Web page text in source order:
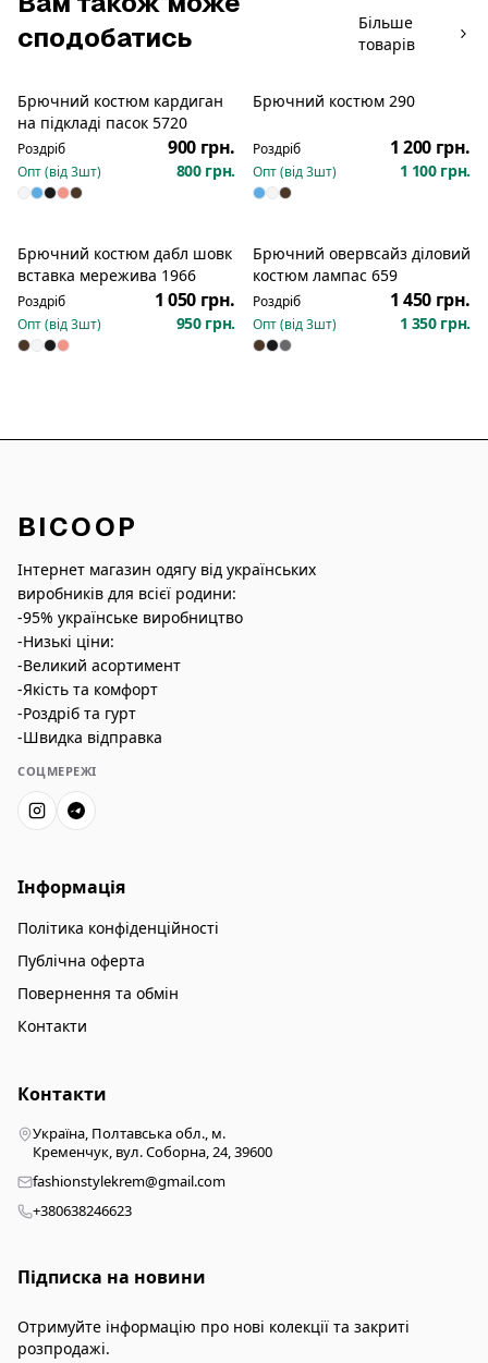
сподобатись
Більше
товарів
Брючний костюм кардиган
на підкладі пасок 5720
Роздріб 900 грн.
Опт (від3шт) 800 грн.
Брючний костюм 290
Роздріб 1 200 грн.
Опт (від3шт) 1 100 грн.
Брючний костюм дабл шовк
вставка мережива 1966
Роздріб 1 050 грн.
Опт (від3шт) 950 грн.
Брючний овервсайз діловий
костюм лампас 659
Роздріб 1 450 грн.
Опт (від3шт) 1 350 грн.
BICOOP
Інтернет магазин одягу від українських
виробників для всієї родини:
-95% українське виробництво
-Низькі ціни:
-Великий асортимент
-Якість та комфорт
-Роздріб та гурт
-Швидка відправка
СОЦМЕРЕЖІ
Інформація
Політика конфіденційності
Публічна оферта
Повернення та обмін
Контакти
Контакти
Україна, Полтавська обл., м.
Кременчук, вул. Соборна, 24, 39600
fashionstylekrem@gmail.com
+380638246623
Підписка на новини
Отримуйте інформацію про нові колекції та закриті
розпродажі.